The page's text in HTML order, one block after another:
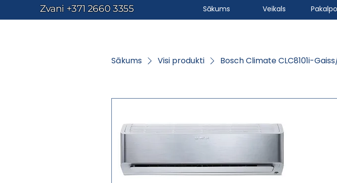
Zvani +371 2660 3355 Sākums Veikals
Sākums Visi produkti Bosch Climate CLC8101i-